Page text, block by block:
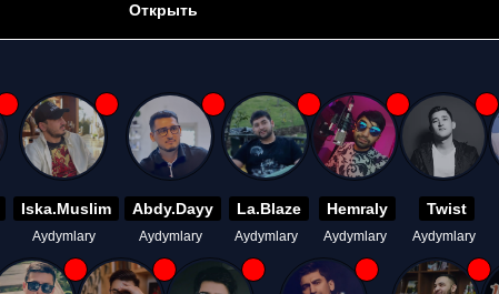
Открыть
Iska.Muslim
Aydymlary
Abdy.Dayy
Aydymlary
La.Blaze
Aydymlary
Hemraly
Aydymlary
Twist
Aydymlary